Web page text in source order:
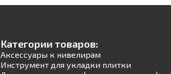
Категории товаров:
Аксессуары к нивелирам
Инструмент для укладки плитки